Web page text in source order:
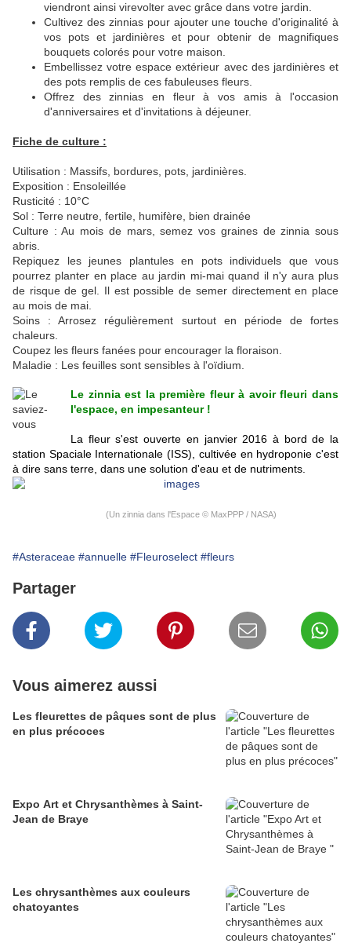
viendront ainsi virevolter avec grâce dans votre jardin.
Cultivez des zinnias pour ajouter une touche d'originalité à
vos pots et jardinières et pour obtenir de magnifiques
bouquets colorés pour votre maison.
Embellissez votre espace extérieur avec des jardinières et
des pots remplis de ces fabuleuses fleurs.
Offrez des zinnias en fleur à vos amis à l'occasion
d'anniversaires et d'invitations à déjeuner.
Fiche de culture :
Utilisation : Massifs, bordures, pots, jardinières.
Exposition : Ensoleillée
Rusticité : 10°C
Sol : Terre neutre, fertile, humifère, bien drainée
Culture : Au mois de mars, semez vos graines de zinnia sous
abris.
Repiquez les jeunes plantules en pots individuels que vous
pourrez planter en place au jardin mi-mai quand il n'y aura plus
de risque de gel. Il est possible de semer directement en place
au mois de mai.
Soins : Arrosez régulièrement surtout en période de fortes
chaleurs.
Coupez les fleurs fanées pour encourager la floraison.
Maladie : Les feuilles sont sensibles à l'oïdium.
Le zinnia est la première fleur à avoir fleuri dans
l'espace, en impesanteur !
La fleur s'est ouverte en janvier 2016 à bord de la
station Spaciale Internationale (ISS), cultivée en hydroponie c'est
à dire sans terre, dans une solution d'eau et de nutriments.
(Un zinnia dans l'Espace © MaxPPP / NASA)
#Asteraceae #annuelle #Fleuroselect #fleurs
Partager
Vous aimerez aussi
Les fleurettes de pâques sont de plus
en plus précoces
Expo Art et Chrysanthèmes à Saint-
Jean de Braye
Les chrysanthèmes aux couleurs
chatoyantes